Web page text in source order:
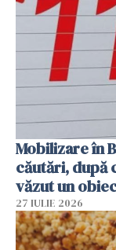
Mobilizare în
căutări, după
văzut un
27 IULIE 2026